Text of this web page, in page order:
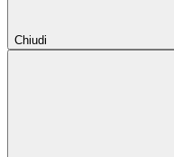
Chiudi